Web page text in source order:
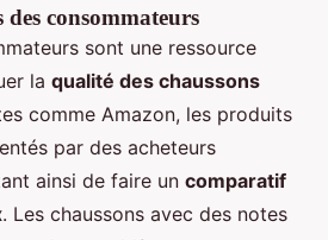
consommateurs
sont une ressource
la qualité des chaussons
comme Amazon, les produits
par des acheteurs
ainsi de faire un comparatif
. Les chaussons avec des notes